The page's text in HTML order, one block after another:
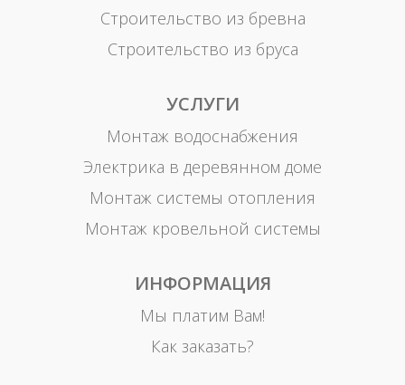
Строительство из бревна
Строительство из бруса
УСЛУГИ
Монтаж водоснабжения
Электрика в деревянном доме
Монтаж системы отопления
Монтаж кровельной системы
ИНФОРМАЦИЯ
Мы платим Вам!
Как заказать?